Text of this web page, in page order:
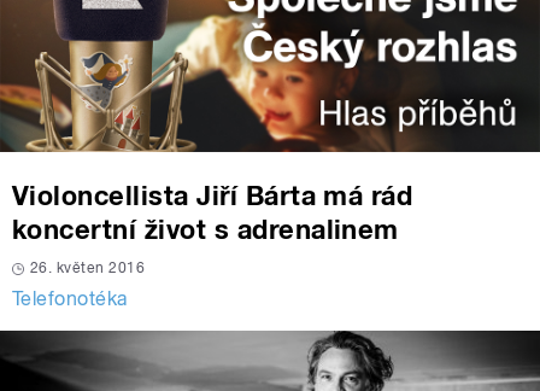
Violoncellista Jiří Bárta má rád
koncertní život s adrenalinem
26. květen 2016
Telefonotéka